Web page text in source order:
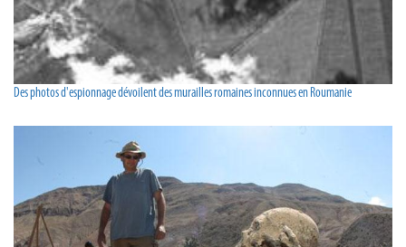
Des photos d'espionnage dévoilent des murailles romaines inconnues en Roumanie